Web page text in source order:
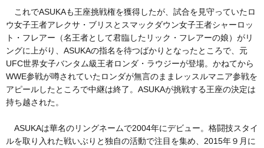
これでASUKAも王座挑戦権を獲得したが、試合を見守っていたロ
ウ女子王者アレクサ・ブリスとスマックダウン女子王者シャーロッ
ト・フレアー（名王者として君臨したリック・フレアーの娘）がリ
ングに上がり、ASUKAの指名を待つばかりとなったところで、元
UFC世界女子バンタム級王者ロンダ・ラウジーが登場。かねてから
WWE参戦が噂されていたロンダが無言のままレッスルマニア参戦を
アピールしたところで中継は終了。ASUKAが挑戦する王座の決定は
持ち越された。
ASUKAは華名のリングネームで2004年にデビュー。格闘技スタイ
ルを取り入れた戦いぶりと独自の活動で注目を集め、2015年９月に